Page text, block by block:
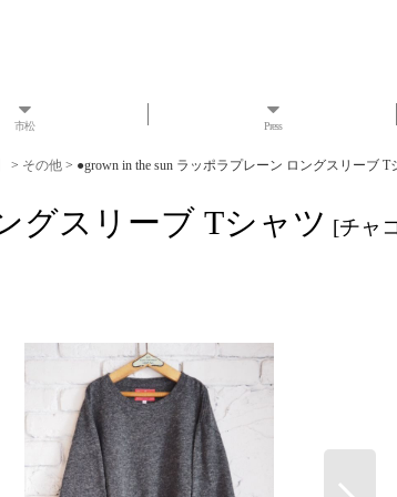
市松 Press
> その他 > ●grown in the sun ラッポラプレーン ロングスリーブ T
グスリーブ Tシャツ [チャ